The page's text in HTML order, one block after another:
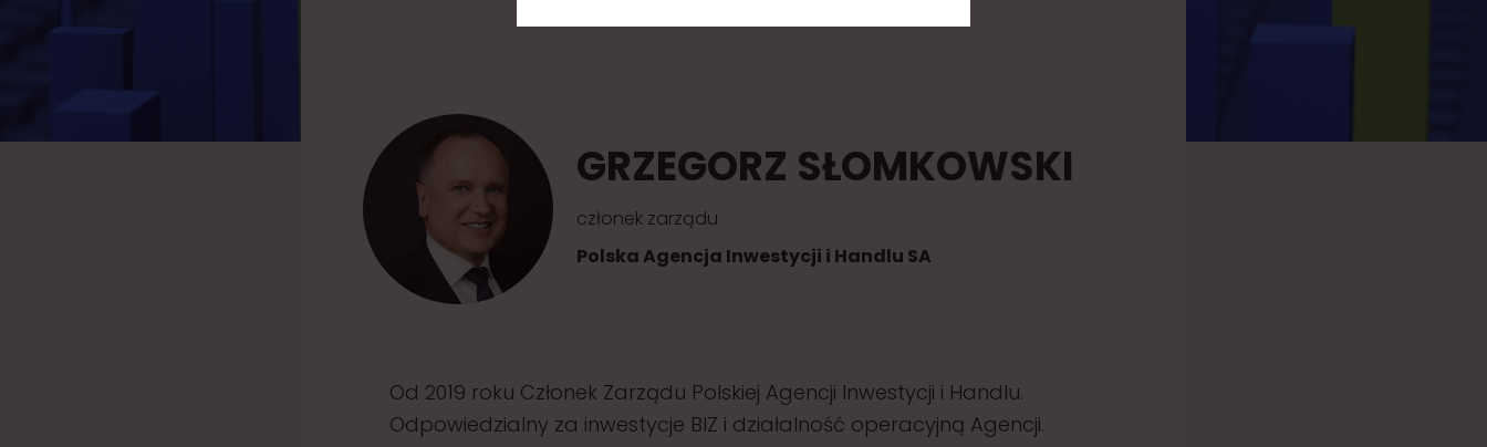
GRZEGORZ SŁOMKOWSKI
członek zarządu
Polska Agencja Inwestycji i Handlu SA
Od 2019 roku Członek Zarządu Polskiej Agencji Inwestycji i Handlu.
Odpowiedzialny za inwestycje BIZ i działalność operacyjną Agencji.